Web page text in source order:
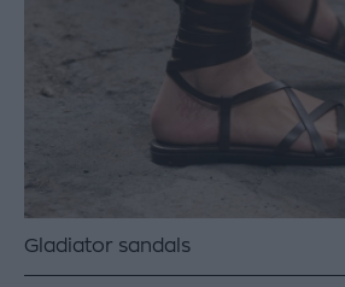
Gladiator sandals